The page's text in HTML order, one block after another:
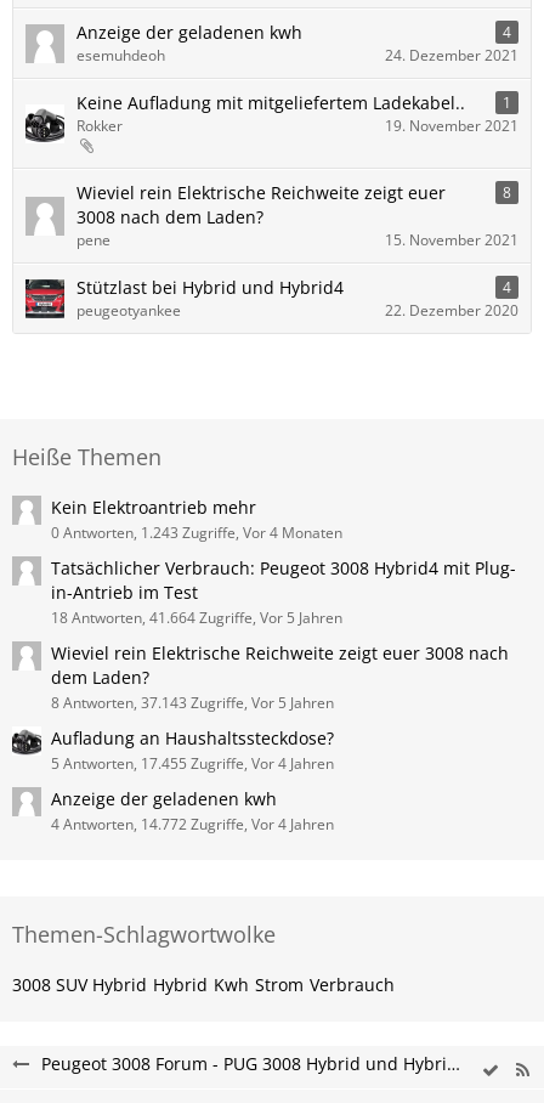
Anzeige der geladenen kwh
4
esemuhdeoh
24. Dezember 2021
Keine Aufladung mit mitgeliefertem Ladekabel..
1
Rokker
19. November 2021
Wieviel rein Elektrische Reichweite zeigt euer
3008 nach dem Laden?
8
pene 15. November 2021
Stützlast bei Hybrid und Hybrid4
4
peugeotyankee
22. Dezember 2020
Heiße Themen
Kein Elektroantrieb mehr
0 Antworten, 1.243 Zugriffe, Vor 4 Monaten
Tatsächlicher Verbrauch: Peugeot 3008 Hybrid4 mit Plug-
in-Antrieb im Test
18 Antworten, 41.664 Zugriffe, Vor 5 Jahren
Wieviel rein Elektrische Reichweite zeigt euer 3008 nach
dem Laden?
8 Antworten, 37.143 Zugriffe, Vor 5 Jahren
Aufladung an Haushaltssteckdose?
5 Antworten, 17.455 Zugriffe, Vor 4 Jahren
Anzeige der geladenen kwh
4 Antworten, 14.772 Zugriffe, Vor 4 Jahren
Themen-Schlagwortwolke
3008 SUV Hybrid Hybrid Kwh Strom Verbrauch
Peugeot 3008 Forum - PUG 3008 Hybrid und Hybrid4 SUV Forum